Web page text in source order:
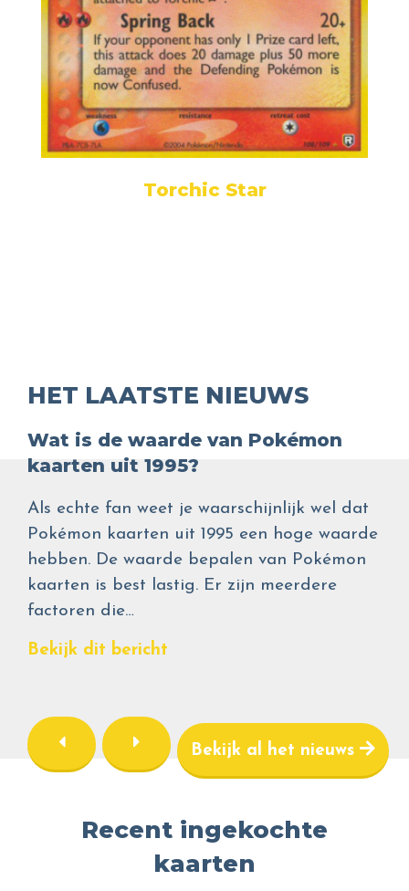
Torchic Star
HET LAATSTE NIEUWS
Wat is de waarde van Pokémon
kaarten uit 1995?
Als echte fan weet je waarschijnlijk wel dat
Pokémon kaarten uit 1995 een hoge waarde
hebben. De waarde bepalen van Pokémon
kaarten is best lastig. Er zijn meerdere
factoren die…
Bekijk dit bericht
Bekijk al het nieuws
Recent ingekochte
kaarten